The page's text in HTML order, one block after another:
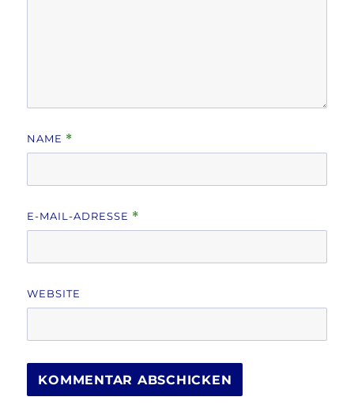
NAME *
E-MAIL-ADRESSE *
WEBSITE